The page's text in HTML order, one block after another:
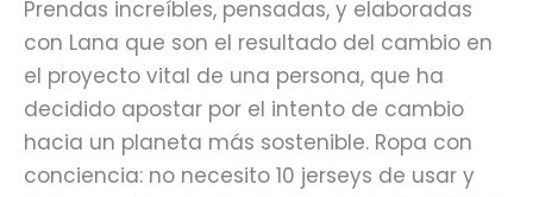
Prendas increíbles, pensadas, y elaboradas
con Lana que son el resultado del cambio en
el proyecto vital de una persona, que ha
decidido apostar por el intento de cambio
hacia un planeta más sostenible. Ropa con
conciencia: no necesito 10 jerseys de usar y